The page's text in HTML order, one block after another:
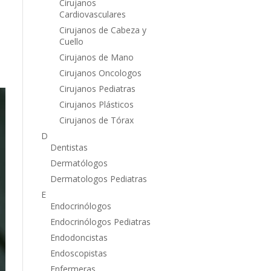
Cirujanos
Cardiovasculares
Cirujanos de Cabeza y
Cuello
Cirujanos de Mano
Cirujanos Oncologos
Cirujanos Pediatras
Cirujanos Plásticos
Cirujanos de Tórax
D
Dentistas
Dermatólogos
Dermatologos Pediatras
E
Endocrinólogos
Endocrinólogos Pediatras
Endodoncistas
Endoscopistas
Enfermeras